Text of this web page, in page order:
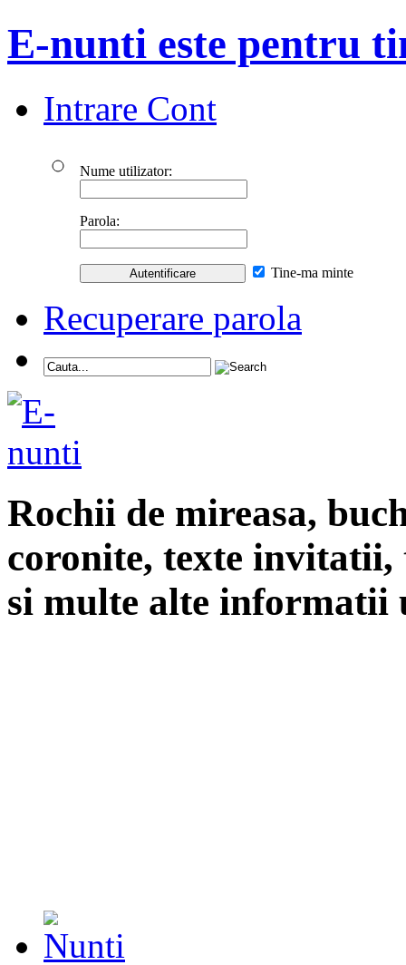
E-nunti este pentru
Intrare Cont
Nume utilizator:
Parola:
Tine-ma minte
Recuperare parola
Rochii de mireasa,
coronite, texte
si multe alte informatii